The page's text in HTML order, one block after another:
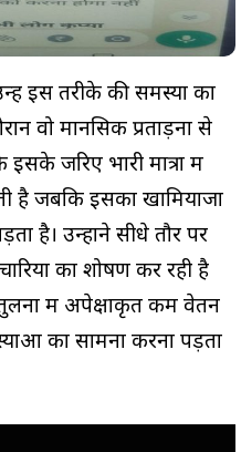
इस तरीके की समस्या का
वो मानसिक प्रताड़ना से
जरिए भारी मात्रा में
है जबकि इसका खामियाजा
है। उन्होंने सीधे तौर पर
का शोषण कर रही है
में अपेक्षाकृत कम वेतन
का सामना करना पड़ता